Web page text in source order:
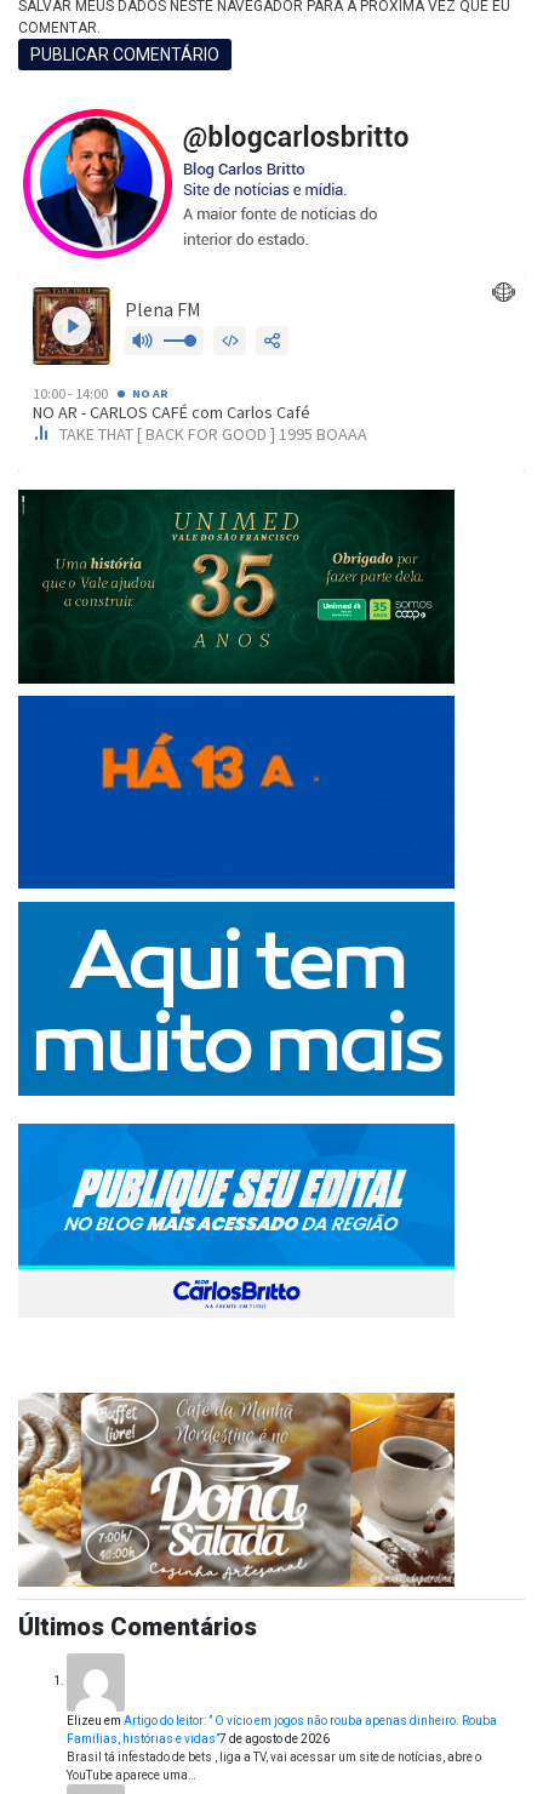
SALVAR MEUS DADOS NESTE NAVEGADOR PARA A PRÓXIMA VEZ QUE EU
COMENTAR.
Últimos Comentários
Elizeu em Artigo do leitor: ” O vício em jogos não rouba apenas dinheiro. Rouba
Famílias, histórias e vidas”7 de agosto de 2026
Brasil tá infestado de bets , liga a TV, vai acessar um site de notícias, abre o
YouTube aparece uma…